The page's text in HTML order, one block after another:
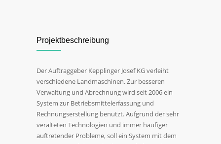
Projektbeschreibung
Der Auftraggeber Kepplinger Josef KG verleiht
verschiedene Landmaschinen. Zur besseren
Verwaltung und Abrechnung wird seit 2006 ein
System zur Betriebsmittelerfassung und
Rechnungserstellung benutzt. Aufgrund der sehr
veralteten Technologien und immer häufiger
auftretender Probleme, soll ein System mit dem